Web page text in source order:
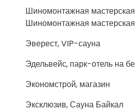
Шиномонтажная
Шиномонтажная мастерская
Эверест, VIP-сауна
Эдельвейс, парк-отель на
Экономстрой, магазин
Эксклюзив, Сауна Байкал